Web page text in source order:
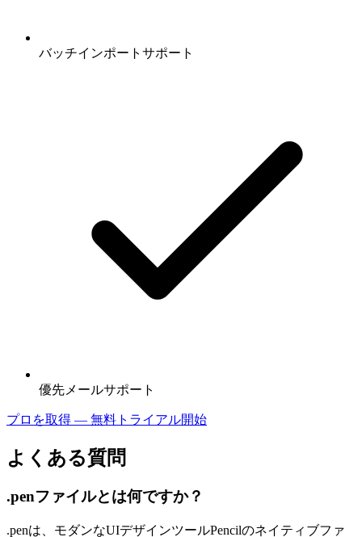
バッチインポートサポート
優先メールサポート
プロを取得 — 無料トライアル開始
よくある質問
.penファイルとは何ですか？
.penは、モダンなUIデザインツールPencilのネイティブファ